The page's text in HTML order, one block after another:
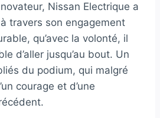
Nissan Electrique a
travers son engagement
qu’avec la volonté, il
d’aller jusqu’au bout. Un
du podium, qui malgré
courage et d’une